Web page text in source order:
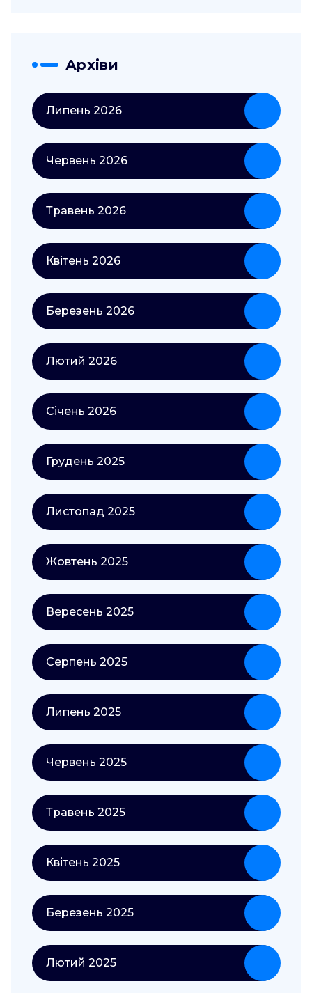
Архіви
Липень 2026
Червень 2026
Травень 2026
Квітень 2026
Березень 2026
Лютий 2026
Січень 2026
Грудень 2025
Листопад 2025
Жовтень 2025
Вересень 2025
Серпень 2025
Липень 2025
Червень 2025
Травень 2025
Квітень 2025
Березень 2025
Лютий 2025